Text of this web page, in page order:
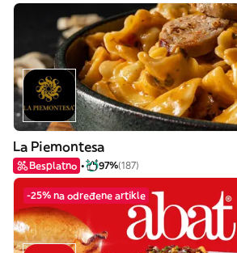
La Piemontesa
Besplatno 97%(187)
-25% na određene artikle